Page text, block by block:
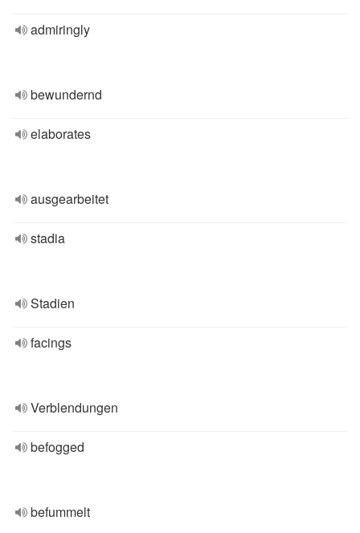
admiringly
bewundernd
elaborates
ausgearbeitet
stadia
Stadien
facings
Verblendungen
befogged
befummelt